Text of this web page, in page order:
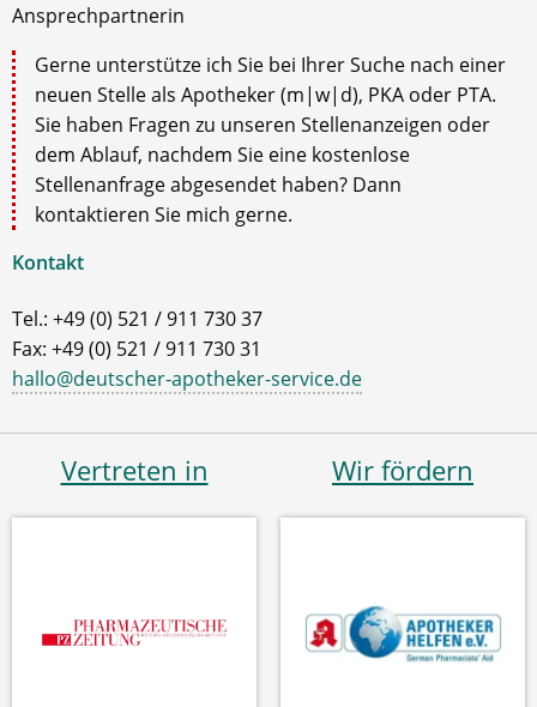
Ansprechpartnerin
Gerne unterstütze ich Sie bei Ihrer Suche nach einer
neuen Stelle als Apotheker (m|w|d), PKA oder PTA.
Sie haben Fragen zu unseren Stellenanzeigen oder
dem Ablauf, nachdem Sie eine kostenlose
Stellenanfrage abgesendet haben? Dann
kontaktieren Sie mich gerne.
Kontakt
Tel.: +49 (0) 521 / 911 730 37
Fax: +49 (0) 521 / 911 730 31
hallo@deutscher-apotheker-service.de
Vertreten in Wir fördern